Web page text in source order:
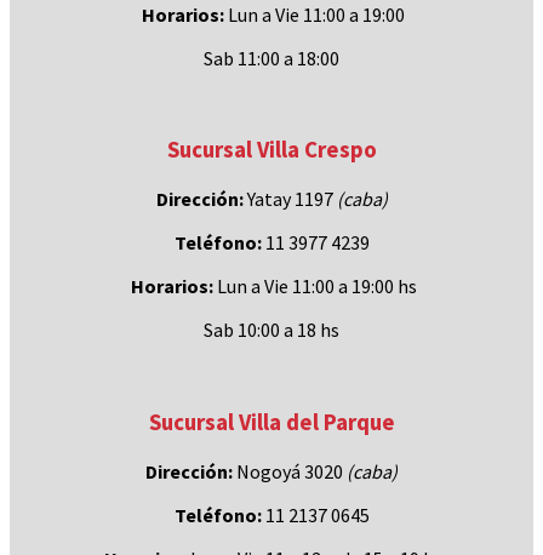
Horarios: Lun a Vie 11:00 a 19:00
Sab 11:00 a 18:00
Sucursal Villa Crespo
Dirección:Yatay 1197 (caba)
Teléfono:11 3977 4239
Horarios:Lun a Vie 11:00 a 19:00 hs
Sab 10:00 a 18 hs
Sucursal Villa del Parque
Dirección: Nogoyá 3020 (caba)
Teléfono:11 2137 0645